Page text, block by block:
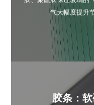
气大幅度提升
胶条：